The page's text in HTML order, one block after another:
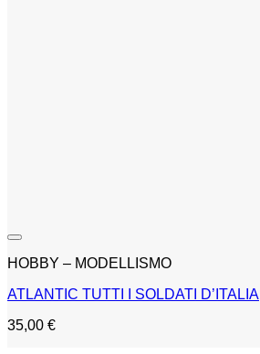
HOBBY – MODELLISMO
ATLANTIC TUTTI I SOLDATI D’ITALIA
35,00 €